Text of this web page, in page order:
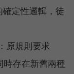
定性邏輯，徒
原規則要求
時存在新舊兩種